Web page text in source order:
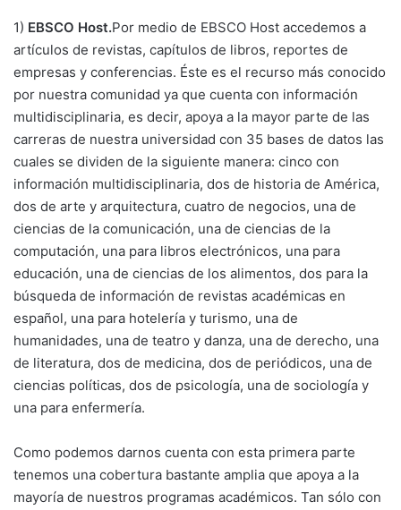
1) EBSCO Host.Por medio de EBSCO Host accedemos a
artículos de revistas, capítulos de libros, reportes de
empresas y conferencias. Éste es el recurso más conocido
por nuestra comunidad ya que cuenta con información
multidisciplinaria, es decir, apoya a la mayor parte de las
carreras de nuestra universidad con 35 bases de datos las
cuales se dividen de la siguiente manera: cinco con
información multidisciplinaria, dos de historia de América,
dos de arte y arquitectura, cuatro de negocios, una de
ciencias de la comunicación, una de ciencias de la
computación, una para libros electrónicos, una para
educación, una de ciencias de los alimentos, dos para la
búsqueda de información de revistas académicas en
español, una para hotelería y turismo, una de
humanidades, una de teatro y danza, una de derecho, una
de literatura, dos de medicina, dos de periódicos, una de
ciencias políticas, dos de psicología, una de sociología y
una para enfermería.
Como podemos darnos cuenta con esta primera parte
tenemos una cobertura bastante amplia que apoya a la
mayoría de nuestros programas académicos. Tan sólo con